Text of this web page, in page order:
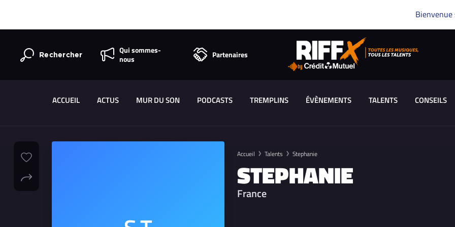
Bienvenue
Rechercher
Qui sommes-
nous
Partenaires
ACCUEIL ACTUS MUR DU SON PODCASTS TREMPLINS ÉVÈNEMENTS TALENTS CONSEILS
Accueil Talents Stephanie
STEPHANIE
France